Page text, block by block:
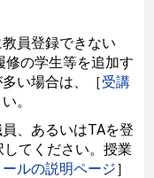
員登録できない
修の学生等を追加す
い場合は、［受講
。
、あるいはTAを登
てください。授業
ールの説明ページ］